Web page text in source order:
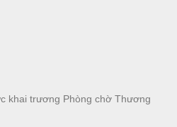
khai trương Phòng chờ Thương